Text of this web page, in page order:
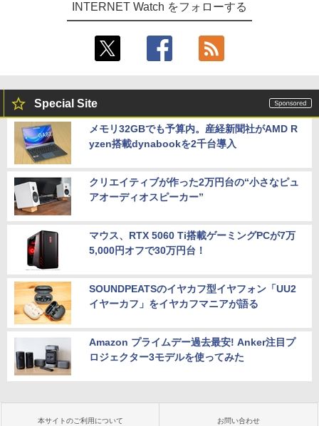
INTERNET Watch をフォローする
Special Site
メモリ32GBでも予算内。産経新聞社がAMD R
yzen搭載dynabookを2千台導入
クリエイティブが作った2万円台の“小さなピュ
アオーディオスピーカー”
マウス、RTX 5060 Ti搭載ゲーミングPCが7万
5,000円オフで30万円台！
SOUNDPEATSのイヤカフ型イヤフォン「UU2
イヤーカフ」をイヤカフマニアが語る
Amazon プライムデー過去最安! Anker注目プ
ロジェクター3モデルを使ってみた
本サイトのご利用について お問い合わせ